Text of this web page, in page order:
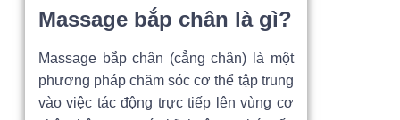
Massage bắp chân là gì?
Massage bắp chân (cẳng chân) là một
phương pháp chăm sóc cơ thể tập trung
vào việc tác động trực tiếp lên vùng cơ